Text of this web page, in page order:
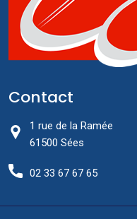
Contact
1 rue de la Ramée
61500 Sées
02 33 67 67 65